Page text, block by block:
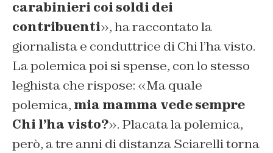
carabinieri coi soldi dei
contribuenti», ha raccontato la
giornalista e conduttrice di Chi l’ha visto.
La polemica poi si spense, con lo stesso
leghista che rispose: «Ma quale
polemica, mia mamma vede sempre
Chi l’ha visto?». Placata la polemica,
però, a tre anni di distanza Sciarelli torna